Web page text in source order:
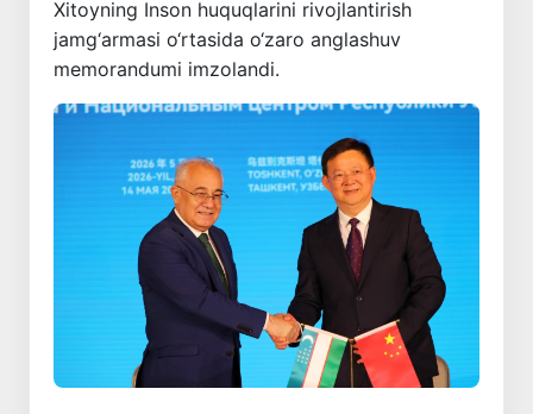
Xitoyning Inson huquqlarini rivojlantirish
jamg‘armasi o‘rtasida o‘zaro anglashuv
memorandumi imzolandi.